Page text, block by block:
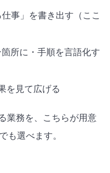
事」を書き出す（ここ
所に・手順を言語化す
を見て広げる
業務を、こちらが用意
も選べます。